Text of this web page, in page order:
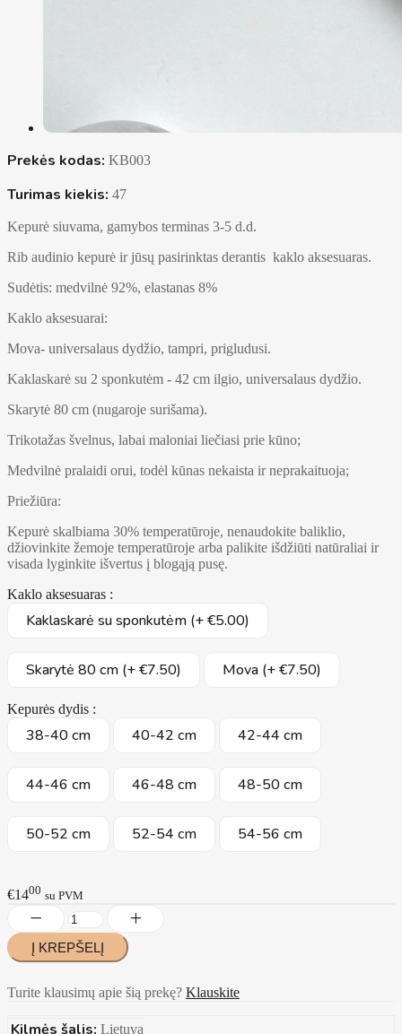
Prekės kodas: KB003
Turimas kiekis: 47
Kepurė siuvama, gamybos terminas 3-5 d.d.
Rib audinio kepurė ir jūsų pasirinktas derantis kaklo aksesuaras.
Sudėtis: medvilnė 92%, elastanas 8%
Kaklo aksesuarai:
Mova- universalaus dydžio, tampri, prigludusi.
Kaklaskarė su 2 sponkutėm - 42 cm ilgio, universalaus dydžio.
Skarytė 80 cm (nugaroje surišama).
Trikotažas švelnus, labai maloniai liečiasi prie kūno;
Medvilnė pralaidi orui, todėl kūnas nekaista ir neprakaituoja;
Priežiūra:
Kepurė skalbiama 30% temperatūroje, nenaudokite baliklio,
džiovinkite žemoje temperatūroje arba palikite išdžiūti natūraliai ir
visada lyginkite išvertus į blogąją pusę.
Kaklo aksesuaras :
Kaklaskarė su sponkutėm (+ €5.00)
Skarytė 80 cm (+ €7.50) Mova (+ €7.50)
Kepurės dydis :
38-40 cm 40-42 cm 42-44 cm
44-46 cm 46-48 cm 48-50 cm
50-52 cm 52-54 cm 54-56 cm
€1400 su PVM
Turite klausimų apie šią prekę? Klauskite
Kilmės šalis: Lietuva